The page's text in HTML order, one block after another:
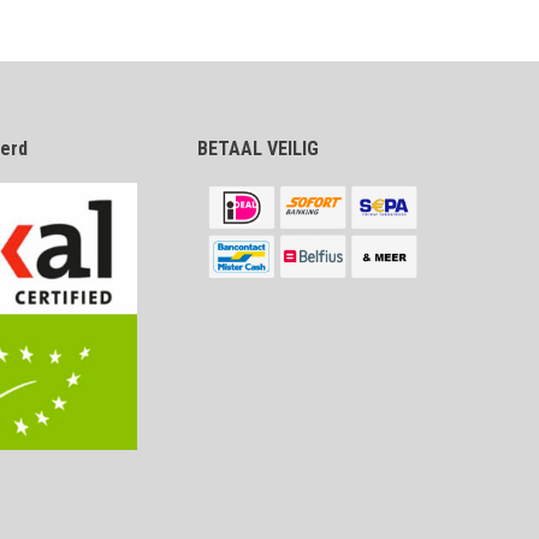
BETAAL VEILIG